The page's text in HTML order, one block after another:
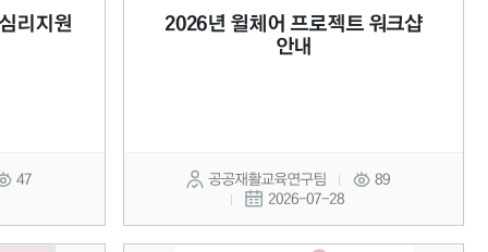
리지원
47
2026년 윌체어 프로젝트 워크샵
안내
공공재활교육연구팀
89
2026-07-28